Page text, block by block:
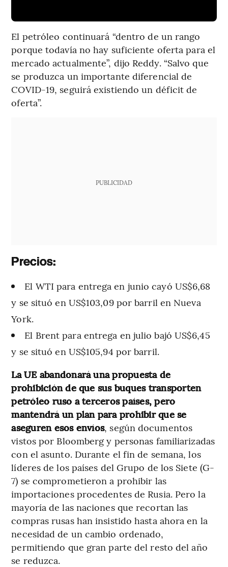
El petróleo continuará “dentro de un rango
porque todavía no hay suficiente oferta para el
mercado actualmente”, dijo Reddy. “Salvo que
se produzca un importante diferencial de
COVID-19, seguirá existiendo un déficit de
oferta”.
PUBLICIDAD
Precios:
El WTI para entrega en junio cayó US$6,68
y se situó en US$103,09 por barril en Nueva
York.
El Brent para entrega en julio bajó US$6,45
y se situó en US$105,94 por barril.
La UE abandonará una propuesta de
prohibición de que sus buques transporten
petróleo ruso a terceros países, pero
mantendrá un plan para prohibir que se
aseguren esos envíos, según documentos
vistos por Bloomberg y personas familiarizadas
con el asunto. Durante el fin de semana, los
líderes de los países del Grupo de los Siete (G-
7) se comprometieron a prohibir las
importaciones procedentes de Rusia. Pero la
mayoría de las naciones que recortan las
compras rusas han insistido hasta ahora en la
necesidad de un cambio ordenado,
permitiendo que gran parte del resto del año
se reduzca.